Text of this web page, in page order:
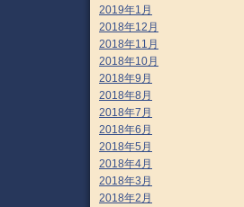
2019年1月
2018年12月
2018年11月
2018年10月
2018年9月
2018年8月
2018年7月
2018年6月
2018年5月
2018年4月
2018年3月
2018年2月